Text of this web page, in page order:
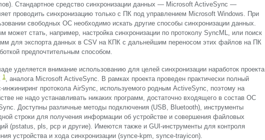
Стандартное средство синхронизации данных — Microsoft ActiveSync —
проводить синхронизацию только с ПК под управлением Microsoft Windows. При
свободных ОС необходимо искать другие способы синхронизации данных.
может стать, например, настройка синхронизации по протоколу SyncML, или поиск
для экспорта данных в CSV на КПК с дальнейшим переносом этих файлов на ПК
предпочтительным способом.
уделяется внимание использованию для целей синхронизации наработок проекта
1 , аналога Microsoft ActiveSync. В рамках проекта проведен практически полный
инжиниринг протокола AirSync, используемого родным ActiveSync, поэтому на
не надо устанавливать никаких программ, достаточно входящего в состав ОС
Доступны различные методы подключения (USB, Bluetooth), инструменты
строки для получения информации об устройстве и совершения файловых
(pstatus, pls, pcp и другие). Имеются также и GUI -инструменты для контроля
устройства и хода синхронизации (synce-kpm, synce-trayicon).